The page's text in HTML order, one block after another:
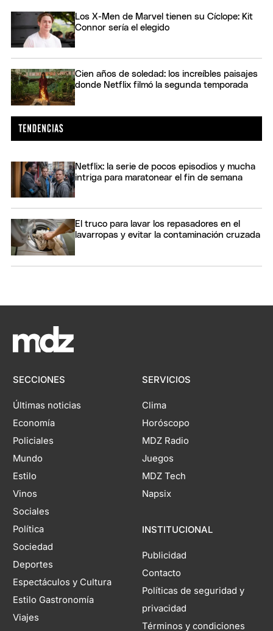
Los X-Men de Marvel tienen su Cíclope: Kit
Connor sería el elegido
Cien años de soledad: los increíbles paisajes
donde Netflix filmó la segunda temporada
Netflix: la serie de pocos episodios y mucha
intriga para maratonear el fin de semana
El truco para lavar los repasadores en el
lavarropas y evitar la contaminación cruzada
SECCIONES
Últimas noticias
Economía
Policiales
Mundo
Estilo
Vinos
Sociales
Política
Sociedad
Deportes
Espectáculos y Cultura
Estilo Gastronomía
Viajes
SERVICIOS
Clima
Horóscopo
MDZ Radio
Juegos
MDZ Tech
Napsix
INSTITUCIONAL
Publicidad
Contacto
Políticas de seguridad y
privacidad
Términos y condiciones